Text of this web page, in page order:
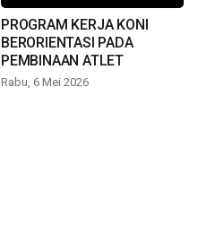
PROGRAM KERJA KONI
BERORIENTASI PADA
PEMBINAAN ATLET
Rabu, 6 Mei 2026